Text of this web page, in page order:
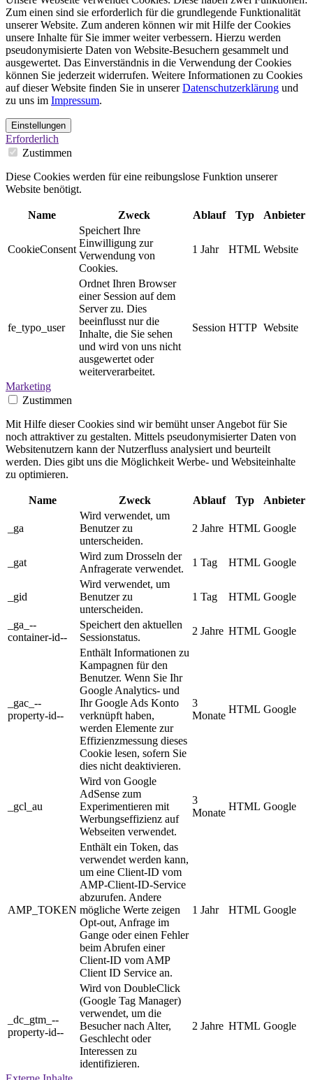
Zum einen sind sie erforderlich für die grundlegende Funktionalität
unserer Website. Zum anderen können wir mit Hilfe der Cookies
unsere Inhalte für Sie immer weiter verbessern. Hierzu werden
pseudonymisierte Daten von Website-Besuchern gesammelt und
ausgewertet. Das Einverständnis in die Verwendung der Cookies
können Sie jederzeit widerrufen. Weitere Informationen zu Cookies
auf dieser Website finden Sie in unsererDatenschutzerklärung und
zu uns im Impressum.
Einstellungen
Erforderlich
Zustimmen
Diese Cookies werden für eine reibungslose Funktion unserer
Website benötigt.
Name Zweck Ablauf Typ Anbieter
CookieConsent
Speichert Ihre
Einwilligung zur
Verwendung von
Cookies.
1 Jahr HTML Website
fe_typo_user
Ordnet Ihren Browser
einer Session auf dem
Server zu. Dies
beeinflusst nur die
Inhalte, die Sie sehen
und wird von uns nicht
ausgewertet oder
weiterverarbeitet.
Session HTTP Website
Marketing
Zustimmen
Mit Hilfe dieser Cookies sind wir bemüht unser Angebot für Sie
noch attraktiver zu gestalten. Mittels pseudonymisierter Daten von
Websitenutzern kann der Nutzerfluss analysiert und beurteilt
werden. Dies gibt uns die Möglichkeit Werbe- und Websiteinhalte
zu optimieren.
Name Zweck Ablauf Typ Anbieter
_ga
Wird verwendet, um
Benutzer zu
unterscheiden.
2 Jahre HTML Google
_gat
Wird zum Drosseln der
Anfragerate verwendet.
1 Tag HTML Google
_gid
Wird verwendet, um
Benutzer zu
unterscheiden.
1 Tag HTML Google
_ga_--
container-id--
Speichert den aktuellen
Sessionstatus.
2 Jahre HTML Google
_gac_--
property-id--
Enthält Informationen zu
Kampagnen für den
Benutzer. Wenn Sie Ihr
Google Analytics- und
Ihr Google Ads Konto
verknüpft haben,
werden Elemente zur
Effizienzmessung dieses
Cookie lesen, sofern Sie
dies nicht deaktivieren.
3
Monate
HTML Google
_gcl_au
Wird von Google
AdSense zum
Experimentieren mit
Werbungseffizienz auf
Webseiten verwendet.
3
Monate
HTML Google
AMP_TOKEN
Enthält ein Token, das
verwendet werden kann,
um eine Client-ID vom
AMP-Client-ID-Service
abzurufen. Andere
mögliche Werte zeigen
Opt-out, Anfrage im
Gange oder einen Fehler
beim Abrufen einer
Client-ID vom AMP
Client ID Service an.
1 Jahr HTML Google
_dc_gtm_--
property-id--
Wird von DoubleClick
(Google Tag Manager)
verwendet, um die
Besucher nach Alter,
Geschlecht oder
Interessen zu
identifizieren.
2 Jahre HTML Google